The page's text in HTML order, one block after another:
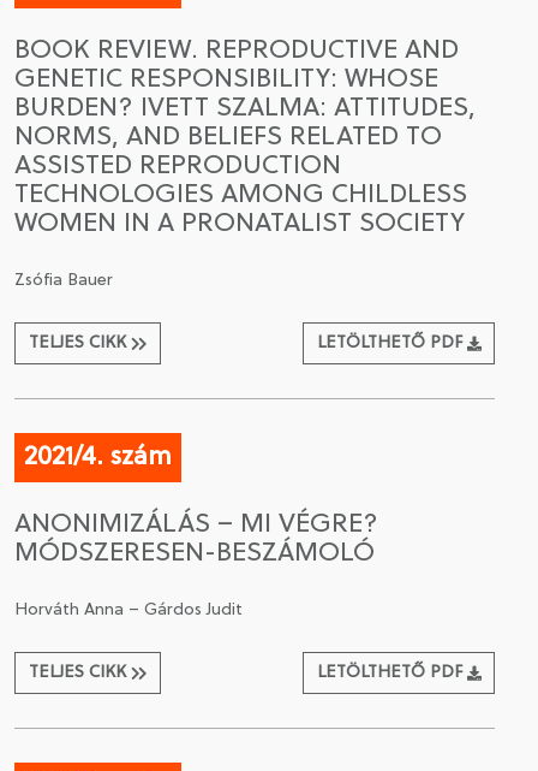
BOOK REVIEW. REPRODUCTIVE AND
GENETIC RESPONSIBILITY: WHOSE
BURDEN? IVETT SZALMA: ATTITUDES,
NORMS, AND BELIEFS RELATED TO
ASSISTED REPRODUCTION
TECHNOLOGIES AMONG CHILDLESS
WOMEN IN A PRONATALIST SOCIETY
Zsófia Bauer
TELJES CIKK LETÖLTHETŐ PDF
2021/4. szám
ANONIMIZÁLÁS – MI VÉGRE?
MÓDSZERESEN-BESZÁMOLÓ
Horváth Anna – Gárdos Judit
TELJES CIKK LETÖLTHETŐ PDF